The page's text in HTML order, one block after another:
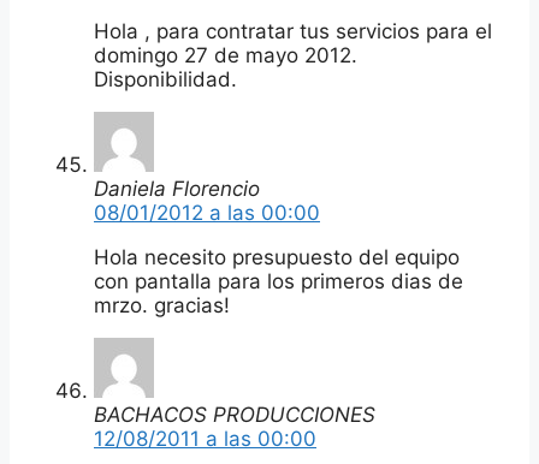
Hola , para contratar tus servicios para el
domingo 27 de mayo 2012.
Disponibilidad.
Daniela Florencio
08/01/2012 a las 00:00
Hola necesito presupuesto del equipo
con pantalla para los primeros dias de
mrzo. gracias!
BACHACOS PRODUCCIONES
12/08/2011 a las 00:00